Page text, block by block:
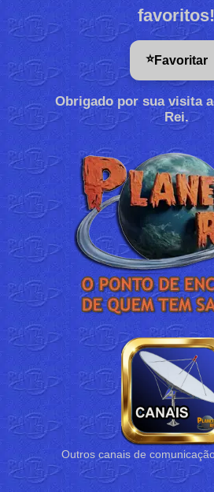
favoritos!
⭐Favoritar
Obrigado por sua visita
Rei.
Outros canais de